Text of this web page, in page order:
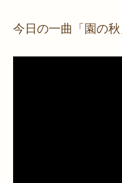
今日の一曲「園の秋